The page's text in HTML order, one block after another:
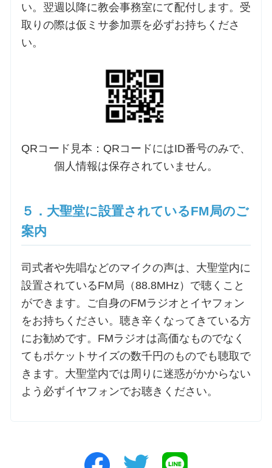
い。翌週以降に教会事務室にて配付します。受
取りの際は仮ミサ参加票を必ずお持ちくださ
い。
QRコード見本：QRコードにはID番号のみで、
個人情報は保存されていません。
５．大聖堂に設置されているFM局のご
案内
司式者や先唱などのマイクの声は、大聖堂内に
設置されているFM局（88.8MHz）で聴くこと
ができます。ご自身のFMラジオとイヤフォン
をお持ちください。聴き辛くなってきている方
にお勧めです。FMラジオは高価なものでなく
てもポケットサイズの数千円のものでも聴取で
きます。大聖堂内では周りに迷惑がかからない
よう必ずイヤフォンでお聴きください。